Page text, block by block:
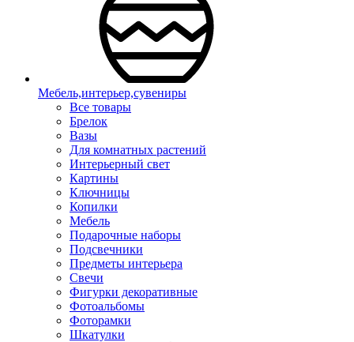
Мебель,интерьер,сувениры
Все товары
Брелок
Вазы
Для комнатных растений
Интерьерный свет
Картины
Ключницы
Копилки
Мебель
Подарочные наборы
Подсвечники
Предметы интерьера
Свечи
Фигурки декоративные
Фотоальбомы
Фоторамки
Шкатулки